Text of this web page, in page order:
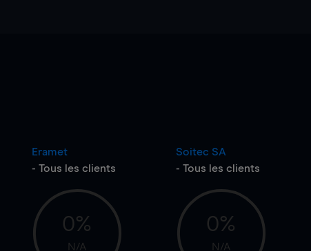
Eramet
- Tous les clients
0%
N/A
Soitec SA
- Tous les clients
0%
N/A